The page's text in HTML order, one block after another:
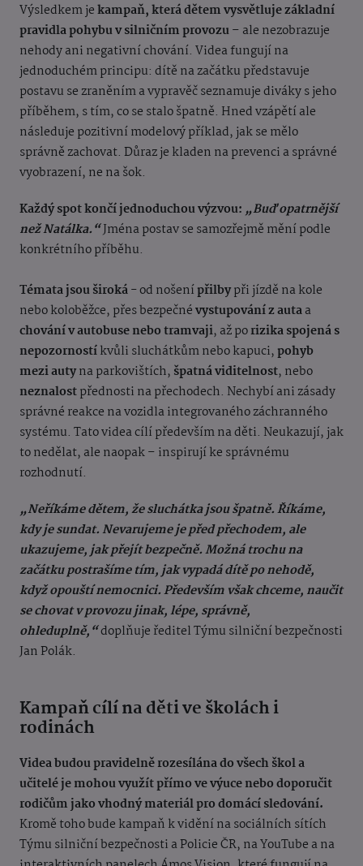
Výsledkem jekampaň, která dětem vysvětluje základní
pravidla pohybu v silničním provozu– ale nezobrazuje
nehody ani negativní chování. Videa fungují na
jednoduchém principu: dítě na začátku představuje
postavu se zraněním a vypravěč seznamuje diváky s jeho
příběhem, s tím, co se stalo špatně. Hned vzápětí ale
následuje pozitivní modelový příklad, jak se mělo
správně zachovat. Důraz je kladen na prevenci a správné
vyobrazení, ne na šok.
Každý spot končí jednoduchou výzvou: „Buď opatrnější
než Natálka.“Jména postav se samozřejmě mění podle
konkrétního příběhu.
Témata jsou široká- od nošenípřilbypři jízdě na kole
nebo koloběžce, přes bezpečnévystupování z autaa
chování v autobuse nebo tramvaji, až porizika spojená s
nepozornostíkvůli sluchátkům nebo kapuci, pohyb
mezi autyna parkovištích, špatná viditelnost, nebo
neznalostpřednosti na přechodech. Nechybí ani zásady
správné reakce na vozidla integrovaného záchranného
systému. Tato videa cílí především na děti. Neukazují, jak
to nedělat, ale naopak – inspirují ke správnému
rozhodnutí.
„Neříkáme dětem, že sluchátka jsou špatně. Říkáme,
kdy je sundat. Nevarujeme je před přechodem, ale
ukazujeme, jak přejít bezpečně. Možná trochu na
začátku postrašíme tím, jak vypadá dítě po nehodě,
když opouští nemocnici. Především však chceme, naučit
se chovat v provozu jinak, lépe, správně,
ohleduplně,“doplňuje ředitel Týmu silniční bezpečnosti
Jan Polák.
Kampaň cílí na děti ve školách i
rodinách
Videa budou pravidelně rozesílána do všech škol a
učitelé je mohou využít přímo ve výuce nebo doporučit
rodičům jako vhodný materiál pro domácí sledování.
Kromě toho bude kampaň k vidění na sociálních sítích
Týmu silniční bezpečnosti a Policie ČR, na YouTube a na